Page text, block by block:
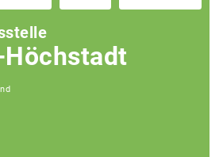
Höchstadt